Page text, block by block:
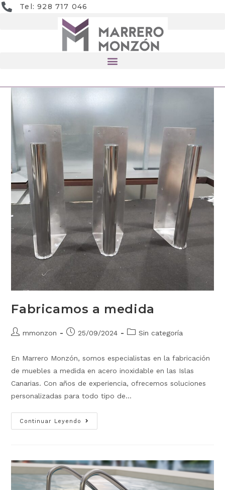
Tel: 928 717 046
Fabricamos a medida
mmonzon 25/09/2024 Sin categoría
En Marrero Monzón, somos especialistas en la fabricación
de muebles a medida en acero inoxidable en las Islas
Canarias. Con años de experiencia, ofrecemos soluciones
personalizadas para todo tipo de…
Continuar Leyendo